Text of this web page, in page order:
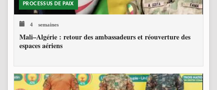
PROCESSUS DE PAIX
4 semaines
Mali–Algérie : retour des ambassadeurs et réouverture des
espaces aériens